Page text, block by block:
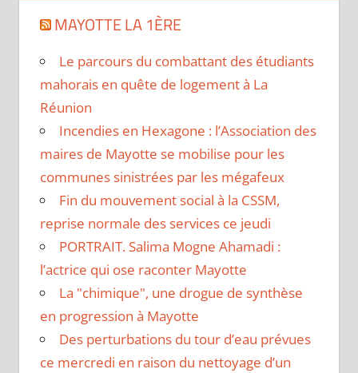
MAYOTTE LA 1ÈRE
Le parcours du combattant des étudiants
mahorais en quête de logement à La
Réunion
Incendies en Hexagone : l’Association des
maires de Mayotte se mobilise pour les
communes sinistrées par les mégafeux
Fin du mouvement social à la CSSM,
reprise normale des services ce jeudi
PORTRAIT. Salima Mogne Ahamadi :
l’actrice qui ose raconter Mayotte
La "chimique", une drogue de synthèse
en progression à Mayotte
Des perturbations du tour d’eau prévues
ce mercredi en raison du nettoyage d’un